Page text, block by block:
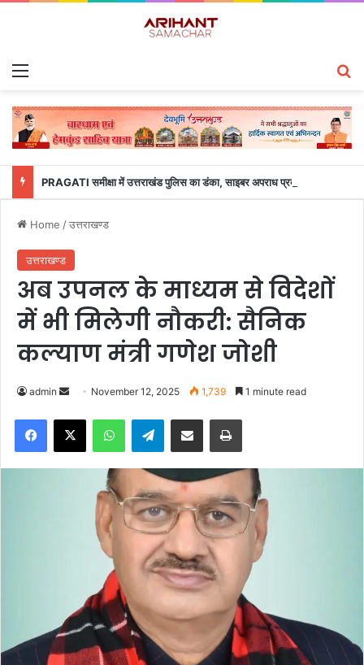
Home /उत्तराखण्ड
उत्तराखण्ड
अब उपनल के माध्यम से विदेशों
में भी मिलेगी नौकरी: सैनिक
कल्याण मंत्री गणेश जोशी
admin
n
d
a
November 12, 2025 1,739 1 minute read
Telegram